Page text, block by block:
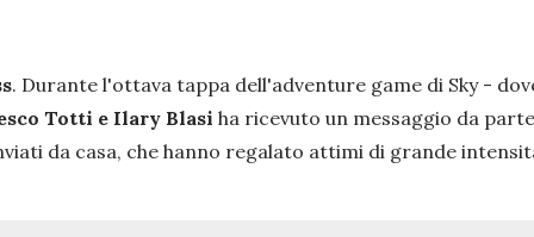
. Durante l'ottava tappa dell'adventure game di Sky -
Totti e Ilary Blasi ha ricevuto un messaggio da
da casa, che hanno regalato attimi di grande